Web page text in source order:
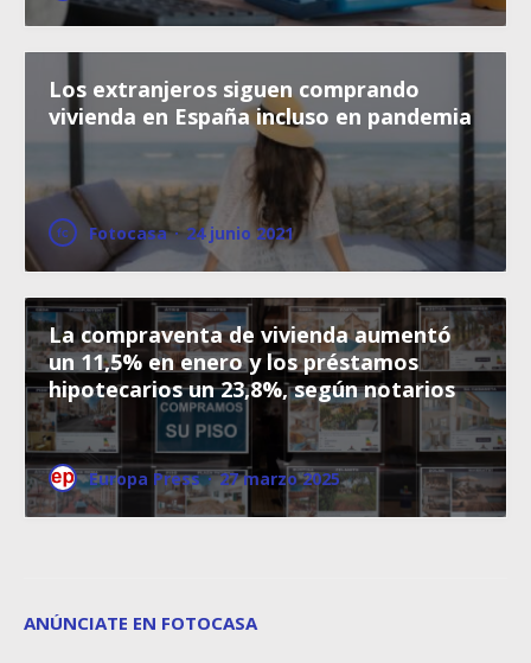
Los extranjeros siguen comprando
vivienda en España incluso en pandemia
Fotocasa · 24 junio 2021
La compraventa de vivienda aumentó
un 11,5% en enero y los préstamos
hipotecarios un 23,8%, según notarios
Europa Press · 27 marzo 2025
ANÚNCIATE EN FOTOCASA